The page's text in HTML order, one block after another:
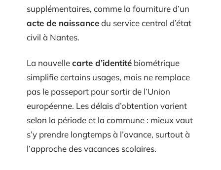
supplémentaires, comme la fourniture d’un
acte de naissancedu service central d’état
civil à Nantes.
La nouvellecarte d’identité biométrique
simplifie certains usages, mais ne remplace
pas le passeport pour sortir de l’Union
européenne. Les délais d’obtention varient
selon la période et la commune : mieux vaut
s’y prendre longtemps à l’avance, surtout à
l’approche des vacances scolaires.